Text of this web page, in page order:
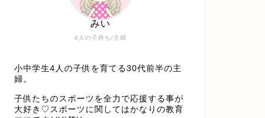
4人の子持ち/主婦
みい
小中学生4人の子供を育てる30代前半の主
婦。
子供たちのスポーツを全力で応援する事が
大好き♡スポーツに関してはかなりの教育